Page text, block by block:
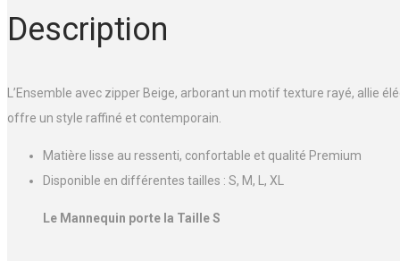
Description
L’Ensemble avec zipper Beige, arborant un motif texture rayé, allie
offre un style raffiné et contemporain.
Matière lisse au ressenti, confortable et qualité Premium
Disponible en différentes tailles : S, M, L, XL
Le Mannequin porte la Taille S